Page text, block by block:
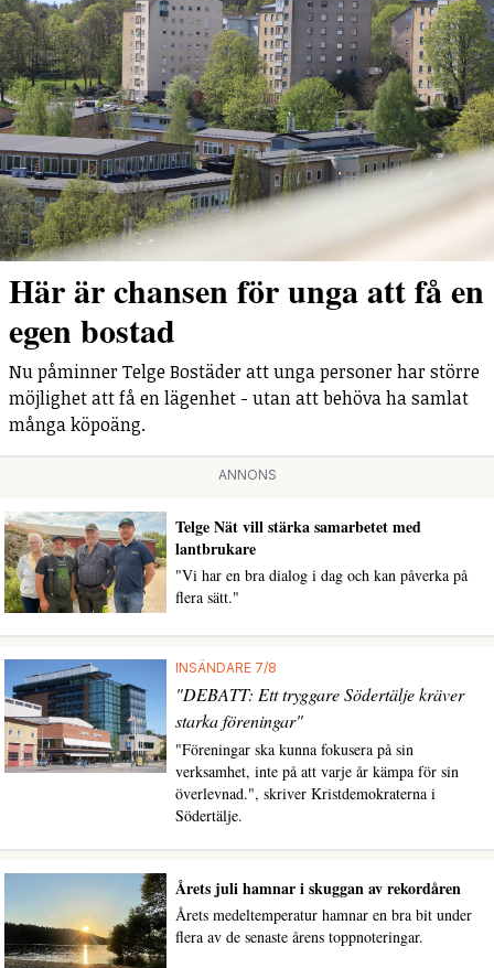
Här är chansen för unga att få en
egen bostad
Nu påminner Telge Bostäder att unga personer har större
möjlighet att få en lägenhet - utan att behöva ha samlat
många köpoäng.
ANNONS
Telge Nät vill stärka samarbetet med
lantbrukare
"Vi har en bra dialog i dag och kan påverka på
flera sätt."
INSÄNDARE 7/8
"DEBATT: Ett tryggare Södertälje kräver
starka föreningar"
"Föreningar ska kunna fokusera på sin
verksamhet, inte på att varje år kämpa för sin
överlevnad.", skriver Kristdemokraterna i
Södertälje.
Årets juli hamnar i skuggan av rekordåren
Årets medeltemperatur hamnar en bra bit under
flera av de senaste årens toppnoteringar.